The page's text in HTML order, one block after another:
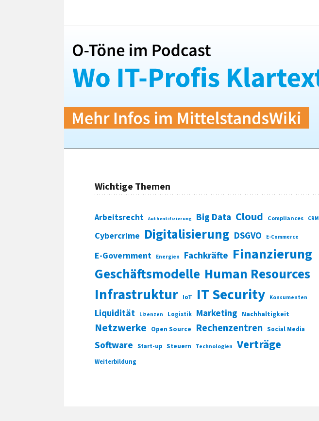
Wichtige Themen
Arbeitsrecht Authentifizierung Big Data Cloud Compliances CRM
Cybercrime Digitalisierung DSGVO E-Commerce
E-Government Energien Fachkräfte Finanzierung
Geschäftsmodelle Human Resources
Infrastruktur IoT IT Security Konsumenten
Liquidität Lizenzen Logistik Marketing Nachhaltigkeit
Netzwerke Open Source Rechenzentren Social Media
Software Start-up Steuern Technologien Verträge
Weiterbildung